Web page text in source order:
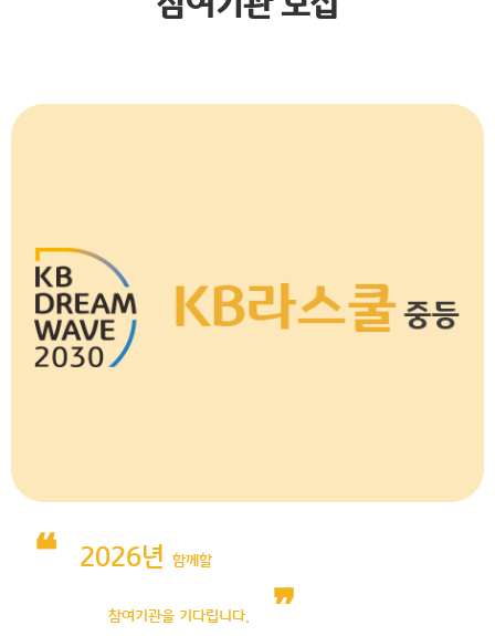
멘토링
❝ 2026년 함께할
참여기관을 기다립니다. ❞